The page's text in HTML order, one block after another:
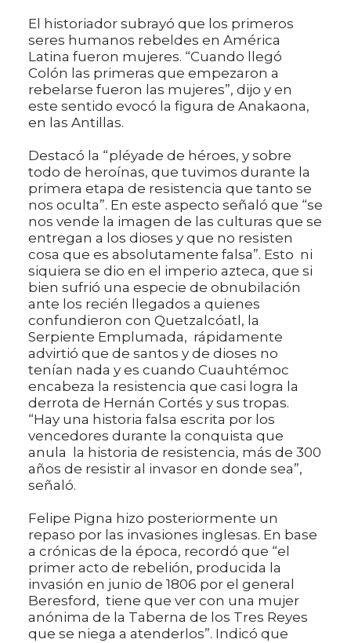
El historiador subrayó que los primeros
seres humanos rebeldes en América
Latina fueron mujeres. “Cuando llegó
Colón las primeras que empezaron a
rebelarse fueron las mujeres”, dijo y en
este sentido evocó la figura de Anakaona,
en las Antillas.
Destacó la “pléyade de héroes, y sobre
todo de heroínas, que tuvimos durante la
primera etapa de resistencia que tanto se
nos oculta”. En este aspecto señaló que “se
nos vende la imagen de las culturas que se
entregan a los dioses y que no resisten
cosa que es absolutamente falsa”. Esto ni
siquiera se dio en el imperio azteca, que si
bien sufrió una especie de obnubilación
ante los recién llegados a quienes
confundieron con Quetzalcóatl, la
Serpiente Emplumada, rápidamente
advirtió que de santos y de dioses no
tenían nada y es cuando Cuauhtémoc
encabeza la resistencia que casi logra la
derrota de Hernán Cortés y sus tropas.
“Hay una historia falsa escrita por los
vencedores durante la conquista que
anula la historia de resistencia, más de 300
años de resistir al invasor en donde sea”,
señaló.
Felipe Pigna hizo posteriormente un
repaso por las invasiones inglesas. En base
a crónicas de la época, recordó que “el
primer acto de rebelión, producida la
invasión en junio de 1806 por el general
Beresford, tiene que ver con una mujer
anónima de la Taberna de los Tres Reyes
que se niega a atenderlos”. Indicó que